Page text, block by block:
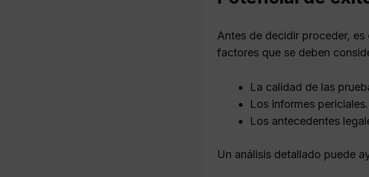
Antes de decidir proceder,
factores que se deben
La calidad de las
Los informes periciales.
Los antecedentes
Un análisis detallado puede